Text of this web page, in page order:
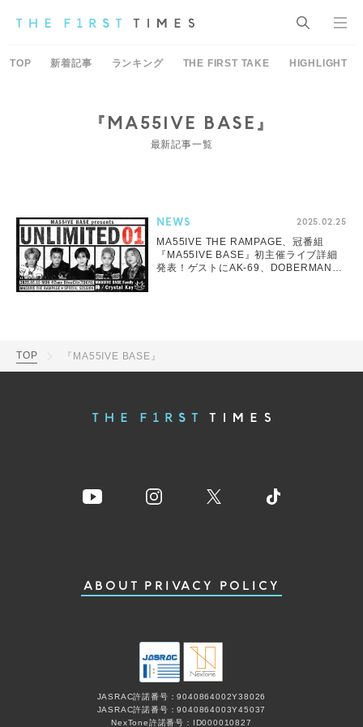
TOP 新着記事 ランキング THE FIRST TAKE HIGHLIGHT
『MA55IVE BASE』
最新記事一覧
NEWS 2025.02.25
MA55IVE THE RAMPAGE、冠番組
『MA55IVE BASE』初主催ライブ詳細
発表！ゲストにAK-69、DOBERMAN
TOP 『MA55IVE BASE』
ABOUT PRIVACY POLICY
JASRAC許諾番号：9040864002Y38026
JASRAC許諾番号：9040864003Y45037
NexTone許諾番号：ID000010827